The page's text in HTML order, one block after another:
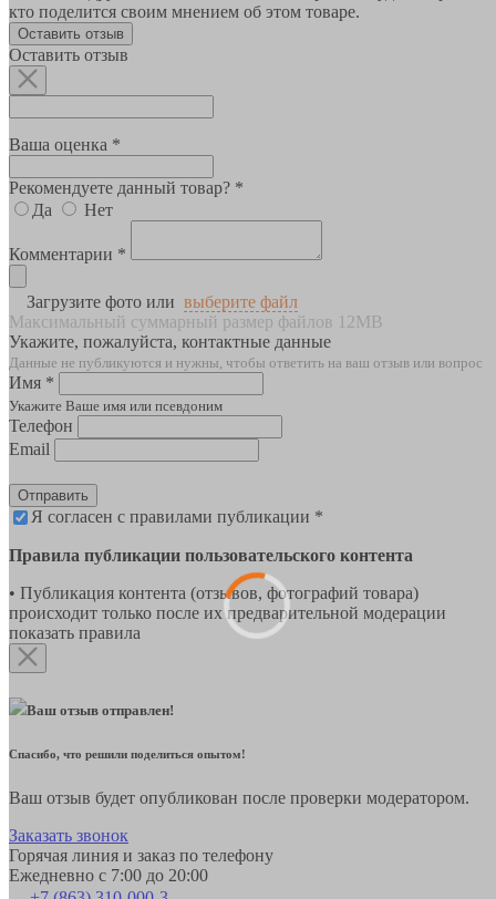
кто поделится своим мнением об этом товаре.
Оставить отзыв
Оставить отзыв
Ваша оценка *
Рекомендуете данный товар? *
Да
Нет
Комментарии *
Загрузите фото или выберите файл
Максимальный суммарный размер файлов 12MB
Укажите, пожалуйста, контактные данные
Данные не публикуются и нужны, чтобы ответить на ваш отзыв или вопрос
Имя *
Укажите Ваше имя или псевдоним
Телефон
Email
Отправить
Я согласен с правилами публикации *
Правила публикации пользовательского контента
• Публикация контента (отзывов, фотографий товара)
происходит только после их предварительной модерации
показать правила
Ваш отзыв отправлен!
Спасибо, что решили поделиться опытом!
Ваш отзыв будет опубликован после проверки модератором.
Заказать звонок
Горячая линия и заказ по телефону
Ежедневно с 7:00 до 20:00